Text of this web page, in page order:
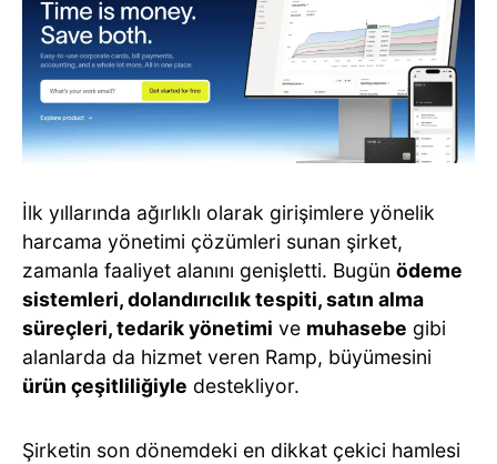
İlk yıllarında ağırlıklı olarak girişimlere yönelik
harcama yönetimi çözümleri sunan şirket,
zamanla faaliyet alanını genişletti. Bugün ödeme
sistemleri, dolandırıcılık tespiti, satın alma
süreçleri, tedarik yönetimi ve muhasebe gibi
alanlarda da hizmet veren Ramp, büyümesini
ürün çeşitliliğiyle destekliyor.
Şirketin son dönemdeki en dikkat çekici hamlesi